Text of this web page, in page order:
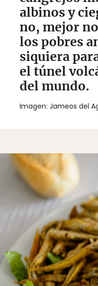
albinos y
no, mejor
los pobres
siquiera
el túnel
del mundo.
Imagen: Jameos del